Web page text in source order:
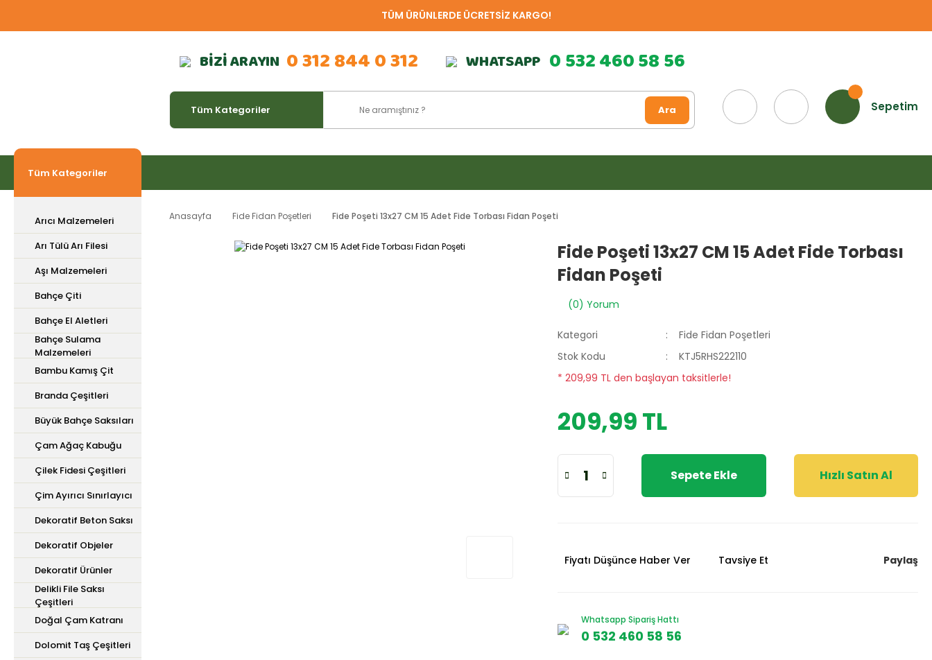
TÜM ÜRÜNLERDE ÜCRETSİZ KARGO!
BİZİ ARAYIN 0 312 844 0 312 WHATSAPP 0 532 460 58 56
Ara Sepetim
Tüm Kategoriler
Arıcı Malzemeleri
Arı Tülü Arı Filesi
Aşı Malzemeleri
Bahçe Çiti
Bahçe El Aletleri
Bahçe Sulama
Malzemeleri
Bambu Kamış Çit
Branda Çeşitleri
Büyük Bahçe Saksıları
Çam Ağaç Kabuğu
Çilek Fidesi Çeşitleri
Çim Ayırıcı Sınırlayıcı
Dekoratif Beton Saksı
Dekoratif Objeler
Dekoratif Ürünler
Delikli File Saksı
Çeşitleri
Doğal Çam Katranı
Dolomit Taş Çeşitleri
Anasayfa Fide Fidan Poşetleri Fide Poşeti 13x27 CM 15 Adet Fide Torbası Fidan Poşeti
Fide Poşeti 13x27 CM 15 Adet Fide Torbası
Fidan Poşeti
(0) Yorum
Kategori
Fide Fidan Poşetleri
Stok Kodu
KTJ5RHS222110
* 209,99 TL den başlayan taksitlerle!
209,99 TL
Sepete Ekle Hızlı Satın Al
Fiyatı Düşünce Haber Ver Tavsiye Et Paylaş
Whatsapp Sipariş Hattı
0 532 460 58 56